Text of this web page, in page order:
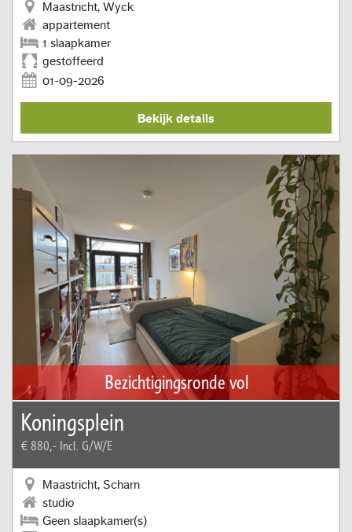
Maastricht, Wyck
appartement
1 slaapkamer
gestoffeerd
01-09-2026
Bekijk details
Bezichtigingsronde vol
Koningsplein
€ 880,- Incl. G/W/E
Maastricht, Scharn
studio
Geen slaapkamer(s)